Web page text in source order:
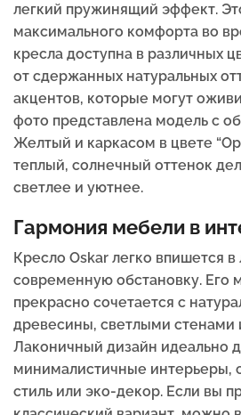
легкий пружинящий эффект.
максимального комфорта во
кресла доступна в различных
от сдержанных натуральных
акцентов, которые могут
фото представлена модель с
Желтый и каркасом в цвете
теплый, солнечный оттенок
светлее и уютнее.
Гармония мебели в
Кресло Oskar легко впишется
современную обстановку. Его
прекрасно сочетается с
древесины, светлыми стенами
Лаконичный дизайн идеально
минималистичные интерьеры,
стиль или эко-декор. Если вы